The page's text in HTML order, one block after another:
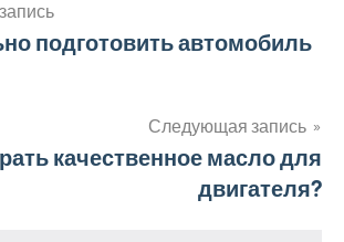
подготовить автомобиль
Следующая запись
качественное масло для
двигателя?